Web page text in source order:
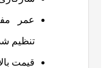
عمر
تنظیم
قیمت